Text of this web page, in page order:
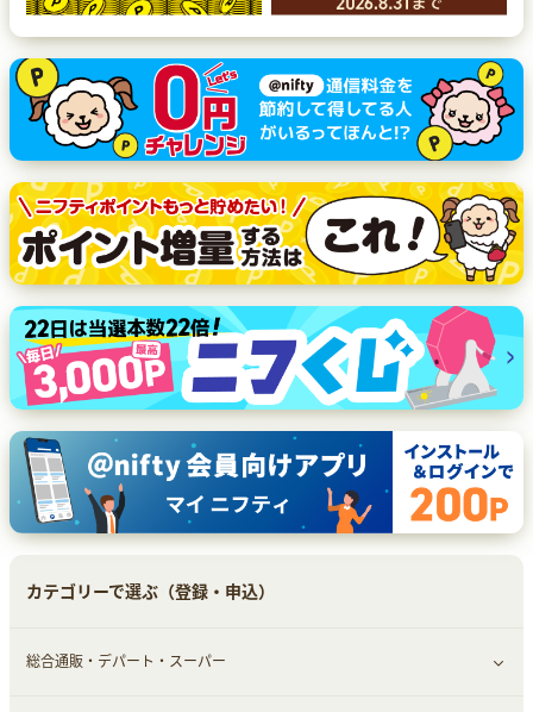
カテゴリーで選ぶ（登録・申込）
総合通販・デパート・スーパー